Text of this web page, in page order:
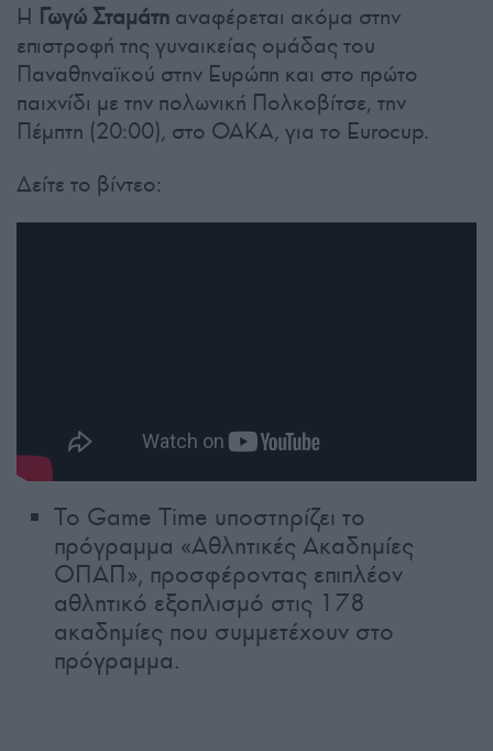
Η Γωγώ Σταμάτη αναφέρεται ακόμα στην
επιστροφή της γυναικείας ομάδας του
Παναθηναϊκού στην Ευρώπη και στο πρώτο
παιχνίδι με την πολωνική Πολκοβίτσε, την
Πέμπτη (20:00), στο ΟΑΚΑ, για το Eurocup.
Δείτε το βίντεο:
Το Game Time υποστηρίζει το
πρόγραμμα «Αθλητικές Ακαδημίες
ΟΠΑΠ», προσφέροντας επιπλέον
αθλητικό εξοπλισμό στις 178
ακαδημίες που συμμετέχουν στο
πρόγραμμα.